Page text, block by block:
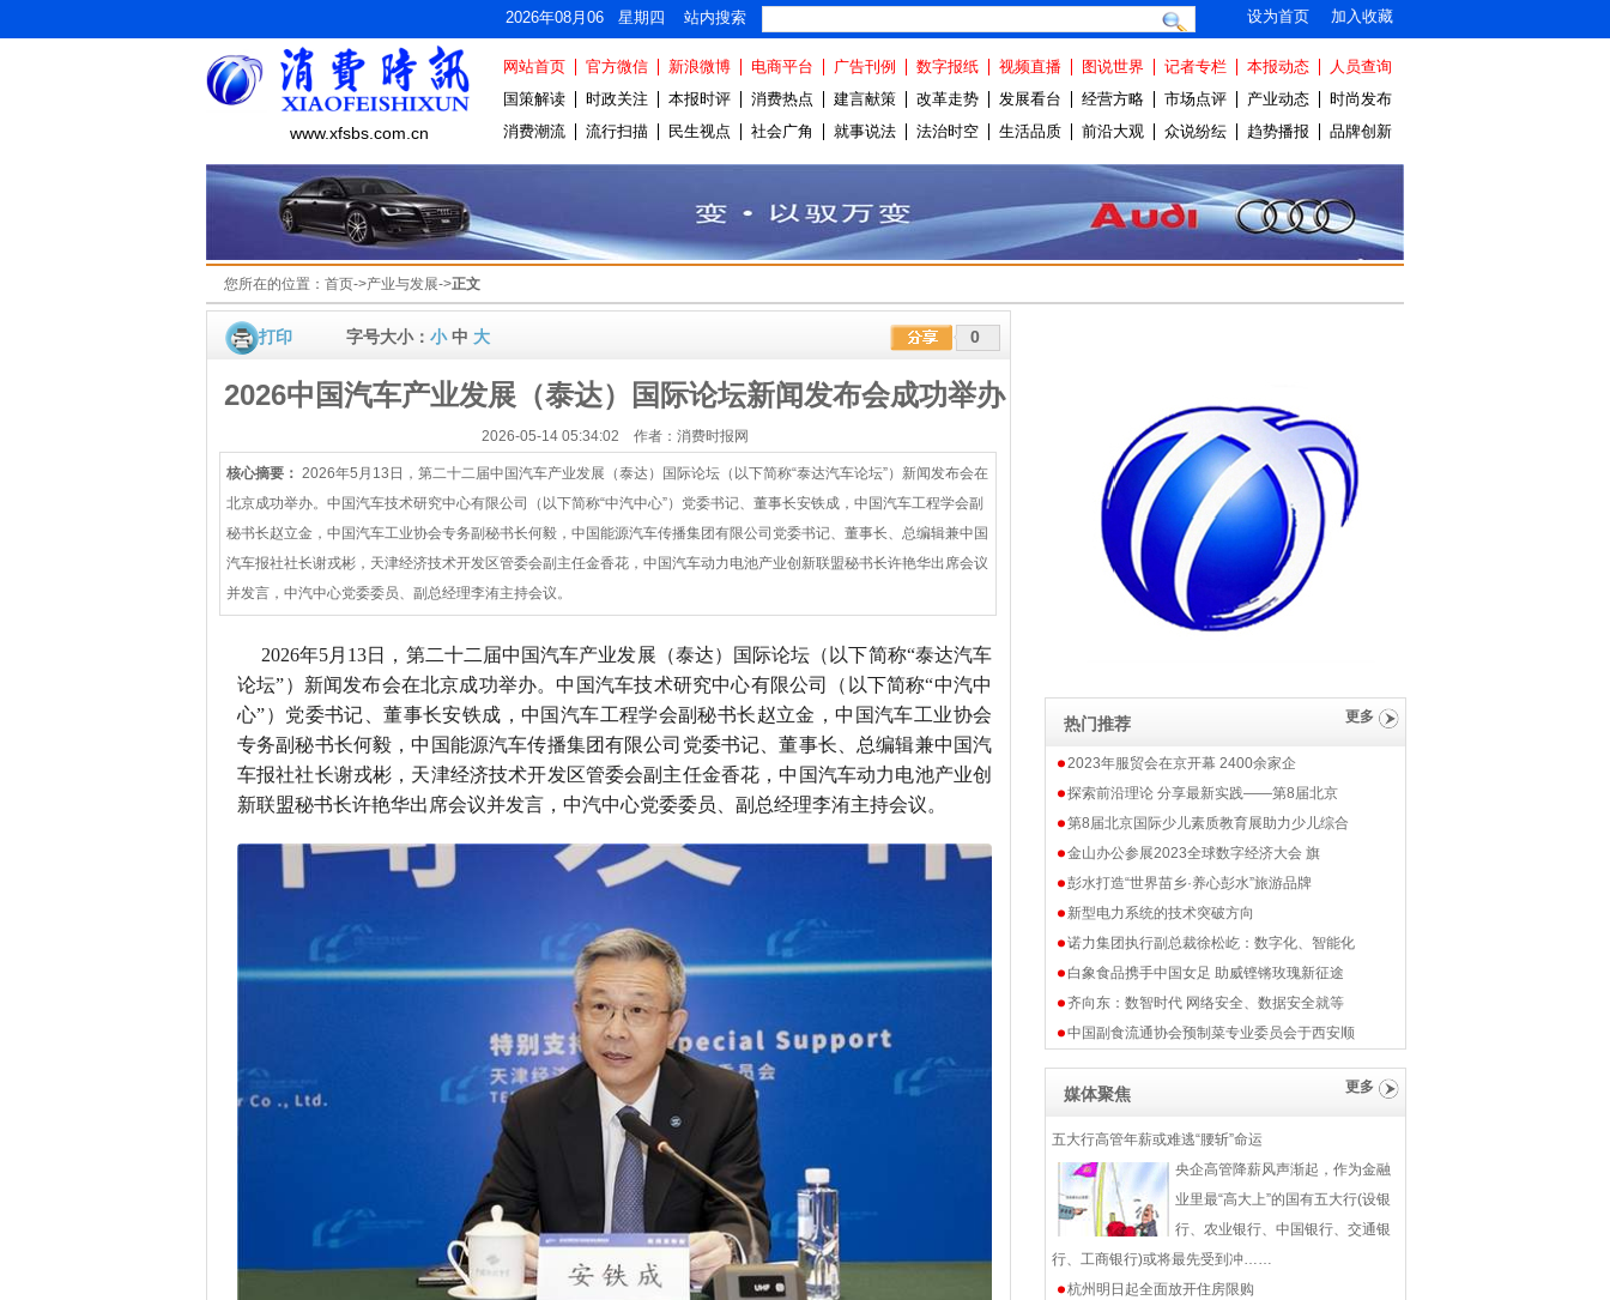
2026年08月06 星期四 站内搜索 加入收藏
设为首页
www.xfsbs.com.cn
网站首页 官方微信 新浪微博 电商平台 广告刊例 数字报纸 视频直播 图说世界 记者专栏 本报动态
人员查询
国策解读
时政关注 本报时评 消费热点 建言献策 改革走势 发展看台 经营方略 市场点评 产业动态
时尚发布
消费潮流
流行扫描 民生视点 社会广角 就事说法 法治时空 生活品质 前沿大观 众说纷纭 趋势播报 品牌创新
您所在的位置： 首页->产业与发展->正文
打印 字号大小： 小中 大 0
2026中国汽车产业发展（泰达）国际论坛新闻发布会成功举办
2026-05-14 05:34:02 作者：消费时报网
核心摘要： 2026年5月13日，第二十二届中国汽车产业发展（泰达）国际论坛（以下简称“泰达汽车论坛”）新闻发布会在
北京成功举办。中国汽车技术研究中心有限公司（以下简称“中汽中心”）党委书记、董事长安铁成，中国汽车工程学会副
秘书长赵立金，中国汽车工业协会专务副秘书长何毅，中国能源汽车传播集团有限公司党委书记、董事长、总编辑兼中国
汽车报社社长谢戎彬，天津经济技术开发区管委会副主任金香花，中国汽车动力电池产业创新联盟秘书长许艳华出席会议
并发言，中汽中心党委委员、副总经理李洧主持会议。
2026年5月13日，第二十二届中国汽车产业发展（泰达）国际论坛（以下简称“泰达汽车
论坛”）新闻发布会在北京成功举办。中国汽车技术研究中心有限公司（以下简称“中汽中
心”）党委书记、董事长安铁成，中国汽车工程学会副秘书长赵立金，中国汽车工业协会
专务副秘书长何毅，中国能源汽车传播集团有限公司党委书记、董事长、总编辑兼中国汽
车报社社长谢戎彬，天津经济技术开发区管委会副主任金香花，中国汽车动力电池产业创
新联盟秘书长许艳华出席会议并发言，中汽中心党委委员、副总经理李洧主持会议。
热门推荐 更多
2023年服贸会在京开幕 2400余家企
探索前沿理论 分享最新实践——第8届北京
第8届北京国际少儿素质教育展助力少儿综合
金山办公参展2023全球数字经济大会 旗
彭水打造“世界苗乡·养心彭水”旅游品牌
新型电力系统的技术突破方向
诺力集团执行副总裁徐松屹：数字化、智能化
白象食品携手中国女足 助威铿锵玫瑰新征途
齐向东：数智时代 网络安全、数据安全就等
中国副食流通协会预制菜专业委员会于西安顺
媒体聚焦 更多
五大行高管年薪或难逃“腰斩”命运
央企高管降薪风声渐起，作为金融
业里最“高大上”的国有五大行(设银
行、农业银行、中国银行、交通银
行、工商银行)或将最先受到冲……
杭州明日起全面放开住房限购